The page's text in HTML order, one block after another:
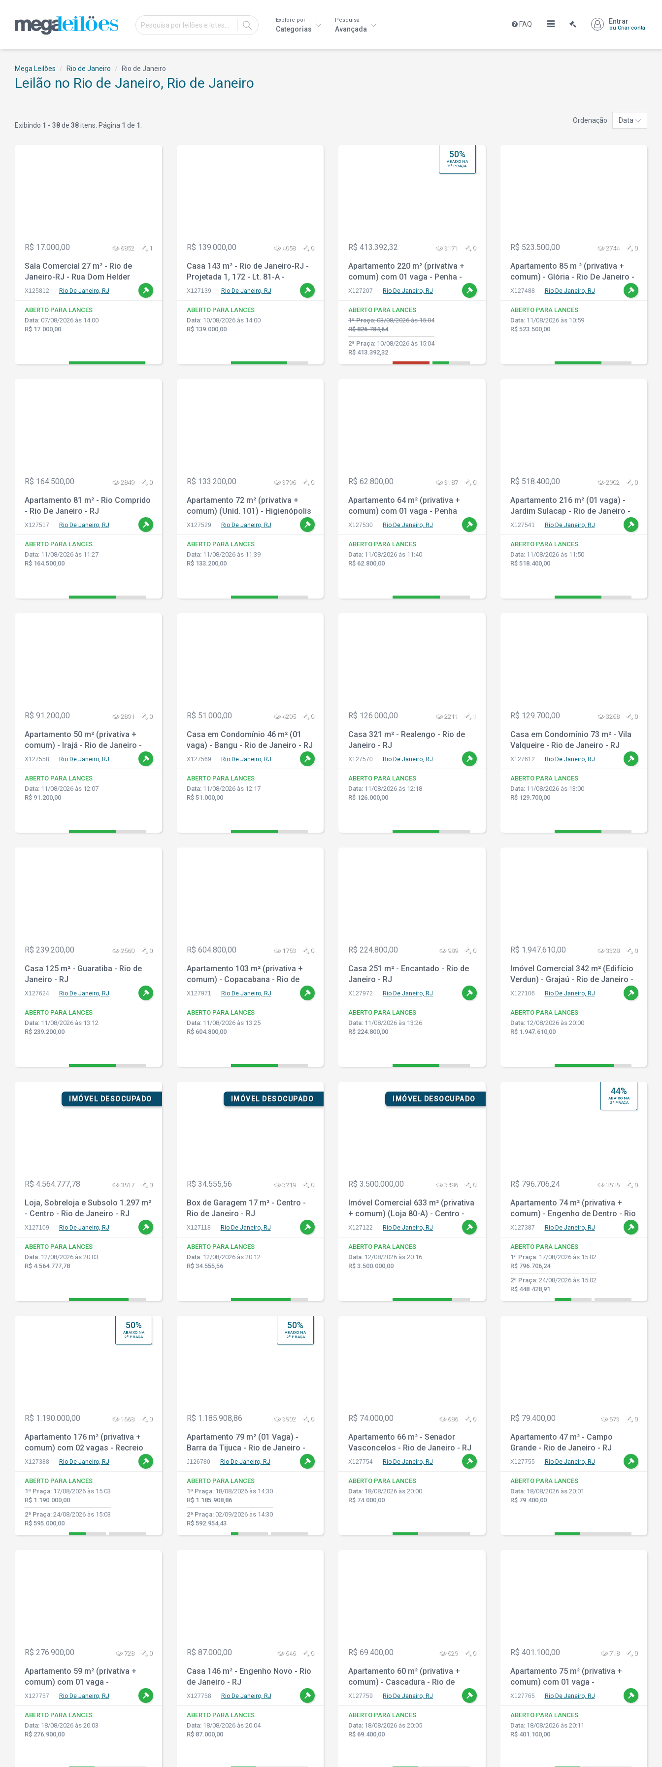
IR
Explore por
Categorias
Pesquisa
Avançada
FAQ Entrar
ou Criar conta
Mega Leilões Rio de Janeiro Rio de Janeiro
Leilão no Rio de Janeiro, Rio de Janeiro
Exibindo 1 - 38de 38itens. Página 1 de 1
Ordenação Data
R$ 17.000,00 6852 1
Sala Comercial 27 m² - Rio de
Janeiro-RJ - Rua Dom Helder
Camará, 5.644 - Sala 1108 -
X125812 Rio De Janeiro, RJ
ABERTO PARA LANCES
Data: 07/08/2026 às 14:00
R$ 17.000,00
R$ 139.000,00 4058 0
Casa 143 m² - Rio de Janeiro-RJ -
Projetada 1, 172 - Lt. 81-A -
Realengo
X127139 Rio De Janeiro, RJ
ABERTO PARA LANCES
Data:10/08/2026 às 14:00
R$ 139.000,00
50%
ABAIXO NA
2ª PRAÇA
R$ 413.392,32 3171 0
Apartamento 220 m² (privativa +
comum) com 01 vaga - Penha -
Rio de Janeiro - RJ
X127207 Rio De Janeiro, RJ
ABERTO PARA LANCES
1ª Praça:03/08/2026 às 15:04
R$ 826.784,64
2ª Praça: 10/08/2026 às 15:04
R$ 413.392,32
R$ 523.500,00 2744 0
Apartamento 85 m ² (privativa +
comum) - Glória - Rio De Janeiro -
RJ
X127488 Rio De Janeiro, RJ
ABERTO PARA LANCES
Data:11/08/2026 às 10:59
R$ 523.500,00
R$ 164.500,00 2849 0
Apartamento 81 m² - Rio Comprido
- Rio De Janeiro - RJ
X127517 Rio De Janeiro, RJ
ABERTO PARA LANCES
Data: 11/08/2026 às 11:27
R$ 164.500,00
R$ 133.200,00 3796 0
Apartamento 72 m² (privativa +
comum) (Unid. 101) - Higienópolis
- Rio de Janeiro - RJ
X127529 Rio De Janeiro, RJ
ABERTO PARA LANCES
Data:11/08/2026 às 11:39
R$ 133.200,00
R$ 62.800,00 3187 0
Apartamento 64 m² (privativa +
comum) com 01 vaga - Penha
Circular - Rio de Janeiro - RJ
X127530 Rio De Janeiro, RJ
ABERTO PARA LANCES
Data: 11/08/2026 às 11:40
R$ 62.800,00
R$ 518.400,00 2902 0
Apartamento 216 m² (01 vaga) -
Jardim Sulacap - Rio de Janeiro -
RJ
X127541 Rio De Janeiro, RJ
ABERTO PARA LANCES
Data:11/08/2026 às 11:50
R$ 518.400,00
R$ 91.200,00 2891 0
Apartamento 50 m² (privativa +
comum) - Irajá - Rio de Janeiro -
RJ
X127558 Rio De Janeiro, RJ
ABERTO PARA LANCES
Data: 11/08/2026 às 12:07
R$ 91.200,00
R$ 51.000,00 4295 0
Casa em Condomínio 46 m² (01
vaga) - Bangu - Rio de Janeiro - RJ
X127569 Rio De Janeiro, RJ
ABERTO PARA LANCES
Data:11/08/2026 às 12:17
R$ 51.000,00
R$ 126.000,00 2211 1
Casa 321 m² - Realengo - Rio de
Janeiro - RJ
X127570 Rio De Janeiro, RJ
ABERTO PARA LANCES
Data: 11/08/2026 às 12:18
R$ 126.000,00
R$ 129.700,00 3268 0
Casa em Condomínio 73 m² - Vila
Valqueire - Rio de Janeiro - RJ
X127612 Rio De Janeiro, RJ
ABERTO PARA LANCES
Data:11/08/2026 às 13:00
R$ 129.700,00
R$ 239.200,00 2560 0
Casa 125 m² - Guaratiba - Rio de
Janeiro - RJ
X127624 Rio De Janeiro, RJ
ABERTO PARA LANCES
Data: 11/08/2026 às 13:12
R$ 239.200,00
R$ 604.800,00 1753 0
Apartamento 103 m² (privativa +
comum) - Copacabana - Rio de
Janeiro - RJ
X127971 Rio De Janeiro, RJ
ABERTO PARA LANCES
Data:11/08/2026 às 13:25
R$ 604.800,00
R$ 224.800,00 989 0
Casa 251 m² - Encantado - Rio de
Janeiro - RJ
X127972 Rio De Janeiro, RJ
ABERTO PARA LANCES
Data: 11/08/2026 às 13:26
R$ 224.800,00
R$ 1.947.610,00 3328 0
Imóvel Comercial 342 m² (Edifício
Verdun) - Grajaú - Rio de Janeiro -
RJ
X127106 Rio De Janeiro, RJ
ABERTO PARA LANCES
Data:12/08/2026 às 20:00
R$ 1.947.610,00
IMÓVEL DESOCUPADO
R$ 4.564.777,78 3517 0
Loja, Sobreloja e Subsolo 1.297 m²
- Centro - Rio de Janeiro - RJ
X127109 Rio De Janeiro, RJ
ABERTO PARA LANCES
Data: 12/08/2026 às 20:03
R$ 4.564.777,78
IMÓVEL DESOCUPADO
R$ 34.555,56 3219 0
Box de Garagem 17 m² - Centro -
Rio de Janeiro - RJ
X127118 Rio De Janeiro, RJ
ABERTO PARA LANCES
Data:12/08/2026 às 20:12
R$ 34.555,56
IMÓVEL DESOCUPADO
R$ 3.500.000,00 3486 0
Imóvel Comercial 633 m² (privativa
+ comum) (Loja 80-A) - Centro -
Rio de Janeiro - RJ
X127122 Rio De Janeiro, RJ
ABERTO PARA LANCES
Data: 12/08/2026 às 20:16
R$ 3.500.000,00
44%
ABAIXO NA
2ª PRAÇA
R$ 796.706,24 1516 0
Apartamento 74 m² (privativa +
comum) - Engenho de Dentro - Rio
de Janeiro - RJ
X127387 Rio De Janeiro, RJ
ABERTO PARA LANCES
1ª Praça:17/08/2026 às 15:02
R$ 796.706,24
2ª Praça:24/08/2026 às 15:02
R$ 448.428,91
50%
ABAIXO NA
2ª PRAÇA
R$ 1.190.000,00 1668 0
Apartamento 176 m² (privativa +
comum) com 02 vagas - Recreio
dos Bandeirantes - Rio de Janeiro
X127388 Rio De Janeiro, RJ
ABERTO PARA LANCES
1ª Praça: 17/08/2026 às 15:03
R$ 1.190.000,00
2ª Praça: 24/08/2026 às 15:03
R$ 595.000,00
50%
ABAIXO NA
2ª PRAÇA
R$ 1.185.908,86 3902 0
Apartamento 79 m² (01 Vaga) -
Barra da Tijuca - Rio de Janeiro -
RJ
J126780 Rio De Janeiro, RJ
ABERTO PARA LANCES
1ª Praça:18/08/2026 às 14:30
R$ 1.185.908,86
2ª Praça:02/09/2026 às 14:30
R$ 592.954,43
R$ 74.000,00 686 0
Apartamento 66 m² - Senador
Vasconcelos - Rio de Janeiro - RJ
X127754 Rio De Janeiro, RJ
ABERTO PARA LANCES
Data: 18/08/2026 às 20:00
R$ 74.000,00
R$ 79.400,00 673 0
Apartamento 47 m² - Campo
Grande - Rio de Janeiro - RJ
X127755 Rio De Janeiro, RJ
ABERTO PARA LANCES
Data:18/08/2026 às 20:01
R$ 79.400,00
R$ 276.900,00 728 0
Apartamento 59 m² (privativa +
comum) com 01 vaga -
Jacarepaguá - Rio de Janeiro - RJ
X127757 Rio De Janeiro, RJ
ABERTO PARA LANCES
Data: 18/08/2026 às 20:03
R$ 276.900,00
R$ 87.000,00 646 0
Casa 146 m² - Engenho Novo - Rio
de Janeiro - RJ
X127758 Rio De Janeiro, RJ
ABERTO PARA LANCES
Data:18/08/2026 às 20:04
R$ 87.000,00
R$ 69.400,00 629 0
Apartamento 60 m² (privativa +
comum) - Cascadura - Rio de
Janeiro - RJ
X127759 Rio De Janeiro, RJ
ABERTO PARA LANCES
Data: 18/08/2026 às 20:05
R$ 69.400,00
R$ 401.100,00 718 0
Apartamento 75 m² (privativa +
comum) com 01 vaga -
Jacarepaguá - Rio de Janeiro - RJ
X127765 Rio De Janeiro, RJ
ABERTO PARA LANCES
Data:18/08/2026 às 20:11
R$ 401.100,00